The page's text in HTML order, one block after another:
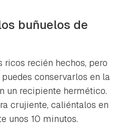
buñuelos de
ricos recién hechos, pero
conservarlos en la
un recipiente hermético.
crujiente, caliéntalos en
unos 10 minutos.